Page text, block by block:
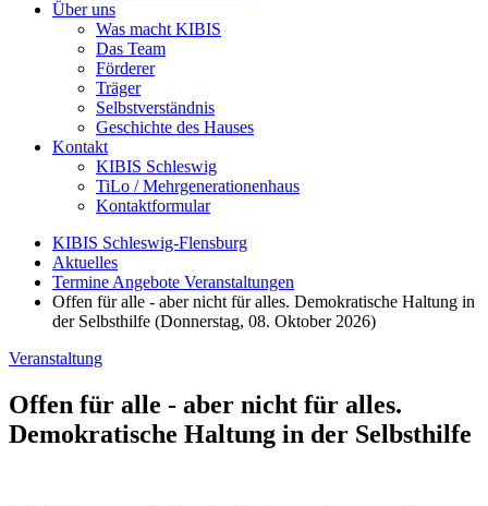
Über uns
Was macht KIBIS
Das Team
Förderer
Träger
Selbstverständnis
Geschichte des Hauses
Kontakt
KIBIS Schleswig
TiLo / Mehrgenerationenhaus
Kontaktformular
KIBIS Schleswig-Flensburg
Aktuelles
Termine Angebote Veranstaltungen
Offen für alle - aber nicht für alles. Demokratische Haltung in
der Selbsthilfe (Donnerstag, 08. Oktober 2026)
Veranstaltung
Offen für alle - aber nicht für alles.
Demokratische Haltung in der Selbsthilfe